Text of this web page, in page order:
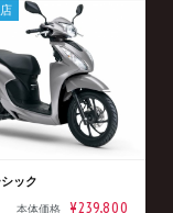
シック
本体価格 ¥239,800